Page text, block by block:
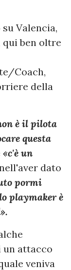
Valencia,
qui ben oltre
Coach,
della
è il pilota
questa
«c'è un
dato
pormi
playmaker è
un attacco
veniva